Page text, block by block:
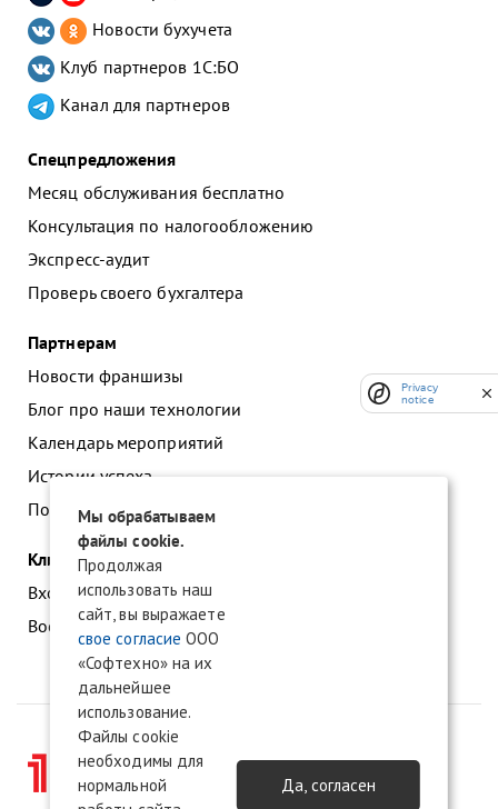
Новости бухучета
Клуб партнеров 1С:БО
Канал для партнеров
Спецпредложения
Месяц обслуживания бесплатно
Консультация по налогообложению
Экспресс-аудит
Проверь своего бухгалтера
Партнерам
Новости франшизы
Блог про наши технологии
Календарь мероприятий
Истории успеха
Подать заявку на франшизу
Клиентам
Вход в личный кабинет
Восстановление доступа к сервису 1С:БО
Мы обрабатываем
файлы cookie.
Продолжая
использовать наш
сайт, вы выражаете
свое согласие ООО
«Софтехно» на их
дальнейшее
использование.
Файлы cookie
необходимы для
нормальной
Да, согласен
Privacy
notice